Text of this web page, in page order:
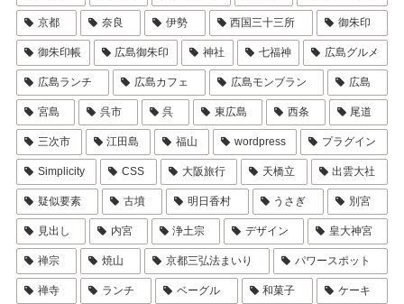
京都 奈良 伊勢 西国三十三所 御朱印
御朱印帳 広島御朱印 神社 七福神 広島グルメ
広島ランチ 広島カフェ 広島モンブラン 広島
宮島 呉市 呉 東広島 西条 尾道
三次市 江田島 福山 wordpress プラグイン
Simplicity CSS 大阪旅行 天橋立 出雲大社
疑似要素 古墳 明日香村 うさぎ 別宮
見出し 内宮 浄土宗 デザイン 皇大神宮
禅宗 焼山 京都三弘法まいり パワースポット
禅寺 ランチ ベーグル 和菓子 ケーキ